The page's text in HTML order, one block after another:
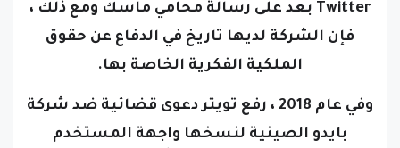
Twitter بعد على رسالة محامي ماسك ومع ذلك ،
فإن الشركة لديها تاريخ في الدفاع عن حقوق
الملكية الفكرية الخاصة بها.
وفي عام 2018 ، رفع تويتر دعوى قضائية ضد شركة
بايدو الصينية لنسخها واجهة المستخدم